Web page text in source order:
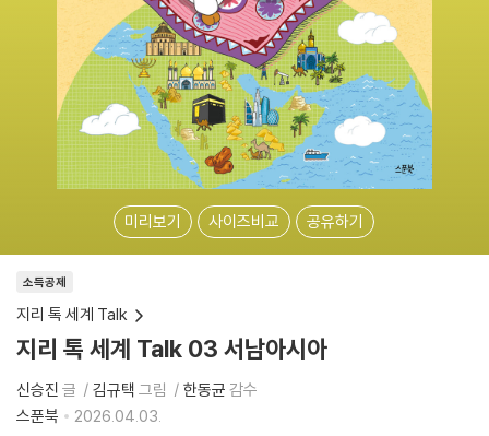
미리보기 사이즈비교 공유하기
소득공제
지리 톡 세계 Talk
지리 톡 세계 Talk 03 서남아시아
신승진 글 김규택 그림 한동균 감수
스푼북
2026.04.03.